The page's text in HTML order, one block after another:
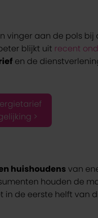
vinger aan de pols
blijkt uit recent
en de
>
huishoudens van
houden de
in de eerste helft van